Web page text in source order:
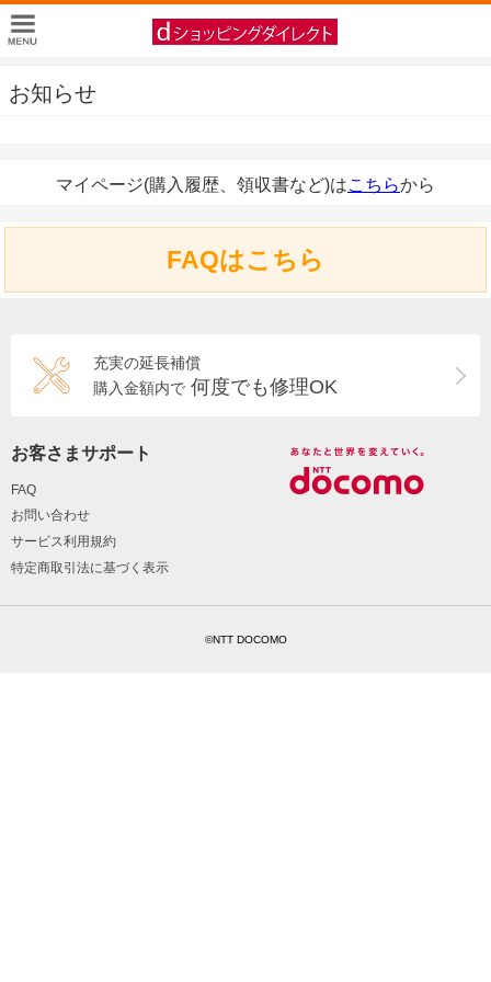
お知らせ
マイページ(購入履歴、領収書など)はこちらから
FAQはこちら
充実の延長補償
購入金額内で 何度でも修理OK
お客さまサポート
FAQ
お問い合わせ
サービス利用規約
特定商取引法に基づく表示
©NTT DOCOMO